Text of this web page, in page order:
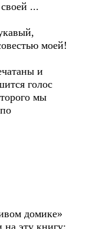
...
моей!
и
голос
мы
домике»
эту книгу: